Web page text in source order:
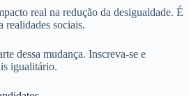
real na redução da desigualdade. É
realidades sociais.
dessa mudança. Inscreva-se e
igualitário.